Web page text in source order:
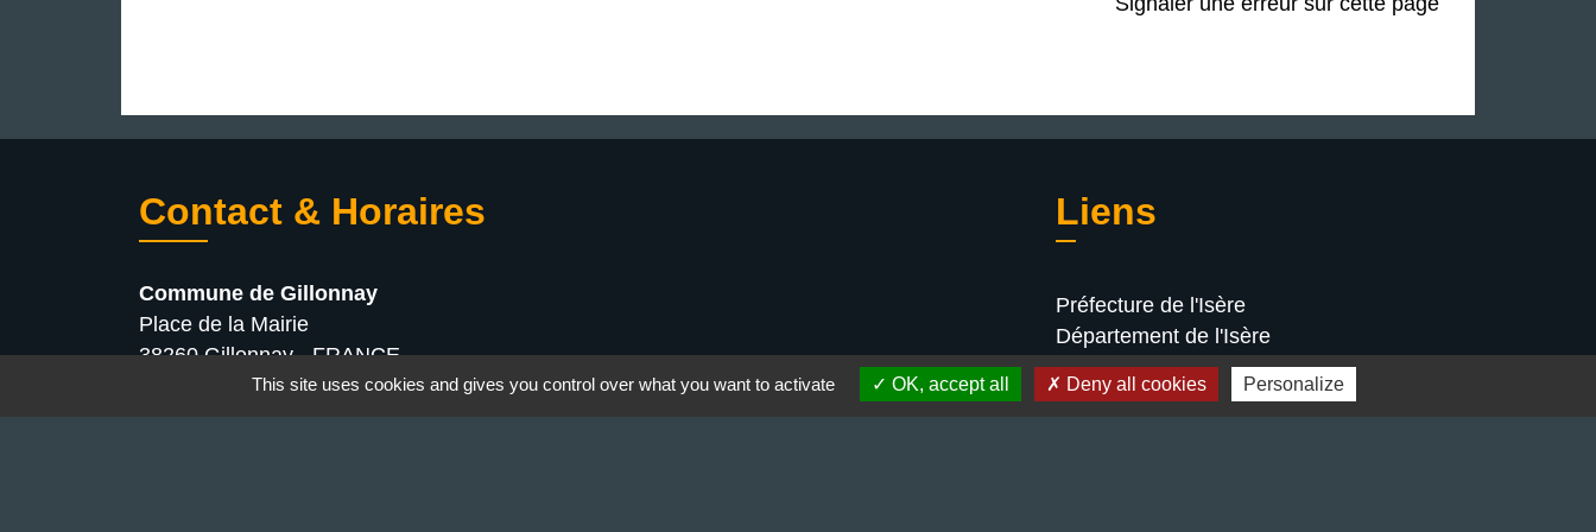
Contact & Horaires
Commune de Gillonnay
Place de la Mairie
38260 Gillonnay - FRANCE
+33 4 74 20 53 44
Liens
Préfecture de l'Isère
Département de l'Isère
Bièvre Isère communauté
La Région Auvergne-Rhône-Alpes
This site uses cookies and gives you control over what you want to activate OK, accept all Deny all cookies Personalize